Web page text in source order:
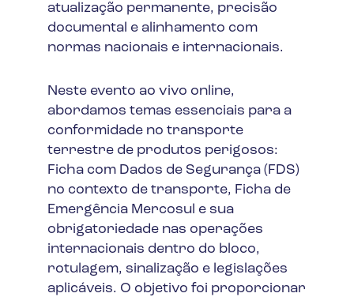
atualização permanente, precisão
documental e alinhamento com
normas nacionais e internacionais.
Neste evento ao vivo online,
abordamos temas essenciais para a
conformidade no transporte
terrestre de produtos perigosos:
Ficha com Dados de Segurança (FDS)
no contexto de transporte, Ficha de
Emergência Mercosul e sua
obrigatoriedade nas operações
internacionais dentro do bloco,
rotulagem, sinalização e legislações
aplicáveis. O objetivo foi proporcionar